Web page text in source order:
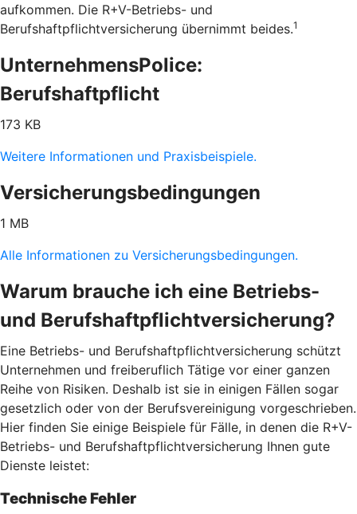
aufkommen. Die R+V-Betriebs- und
Berufshaftpflichtversicherung übernimmt beides.1
UnternehmensPolice:
Berufshaftpflicht
173 KB
Weitere Informationen und Praxisbeispiele.
Versicherungsbedingungen
1 MB
Alle Informationen zu Versicherungsbedingungen.
Warum brauche ich eine Betriebs-
und Berufshaftpflichtversicherung?
Eine Betriebs- und Berufshaftpflichtversicherung schützt
Unternehmen und freiberuflich Tätige vor einer ganzen
Reihe von Risiken. Deshalb ist sie in einigen Fällen sogar
gesetzlich oder von der Berufsvereinigung vorgeschrieben.
Hier finden Sie einige Beispiele für Fälle, in denen die R+V-
Betriebs- und Berufshaftpflichtversicherung Ihnen gute
Dienste leistet:
Technische Fehler